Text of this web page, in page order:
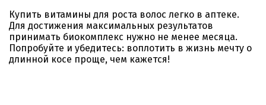
Купить витамины для роста волос легко в аптеке.
Для достижения максимальных результатов
принимать биокомплекс нужно не менее месяца.
Попробуйте и убедитесь: воплотить в жизнь мечту о
длинной косе проще, чем кажется!